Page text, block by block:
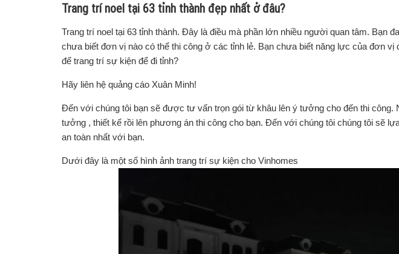
Trang trí noel tại 63 tỉnh thành đẹp nhất ở đâu?
Trang trí noel tại 63 tỉnh thành. Đây là điều mà phần lớn nhiều người quan tâm. Bạn
chưa biết đơn vị nào có thể thi công ở các tỉnh lẻ. Bạn chưa biết năng lực của đơn vị
để trang trí sự kiện để đi tỉnh?
Hãy liên hệ quảng cáo Xuân Minh!
Đến với chúng tôi bạn sẽ được tư vấn trọn gói từ khâu lên ý tưởng cho đến thi công.
tưởng , thiết kế rồi lên phương án thi công cho bạn. Đến với chúng tôi chúng tôi sẽ
an toàn nhất với bạn.
Dưới đây là một số hình ảnh trang trí sự kiện cho Vinhomes